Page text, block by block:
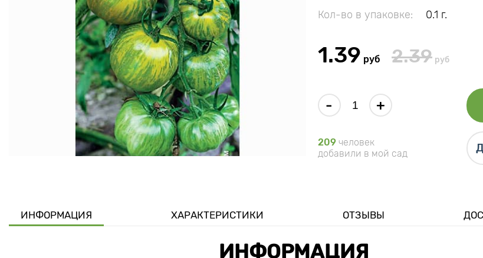
Кол-во в упаковке:
0.1 г.
1.39 руб 2.39 руб
- +
209 человек
добавили в мой сад
ИНФОРМАЦИЯ ХАРАКТЕРИСТИКИ ОТЗЫВЫ
ИНФОРМАЦИЯ